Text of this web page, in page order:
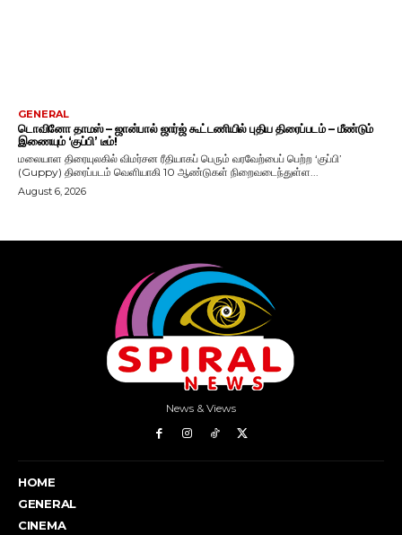
GENERAL
டொவினோ தாமஸ் – ஜான்பால் ஜார்ஜ் கூட்டணியில் புதிய திரைப்படம் – மீண்டும்
இணையும் ‘குப்பி’ டீம்!
மலையாள திரையுலகில் விமர்சன ரீதியாகப் பெரும் வரவேற்பைப் பெற்ற ‘குப்பி’
(Guppy) திரைப்படம் வெளியாகி 10 ஆண்டுகள் நிறைவடைந்துள்ள...
August 6, 2026
News & Views
HOME
GENERAL
CINEMA